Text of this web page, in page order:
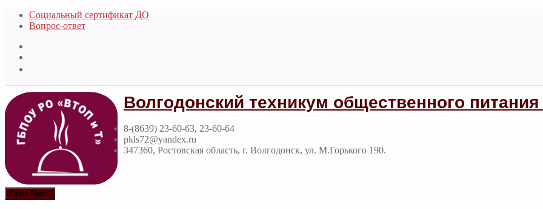
Социальный сертификат ДО
Вопрос-ответ
Волгодонский техникум общественного питания
8-(8639) 23-60-63, 23-60-64
pkls72@yandex.ru
347360, Ростовская область, г. Волгодонск, ул. М.Горького 190.
Open Menu